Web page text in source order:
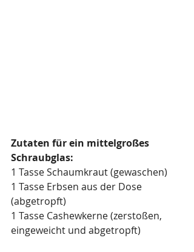
Zutaten für ein mittelgroßes
Schraubglas:
1 Tasse Schaumkraut (gewaschen)
1 Tasse Erbsen aus der Dose
(abgetropft)
1 Tasse Cashewkerne (zerstoßen,
eingeweicht und abgetropft)